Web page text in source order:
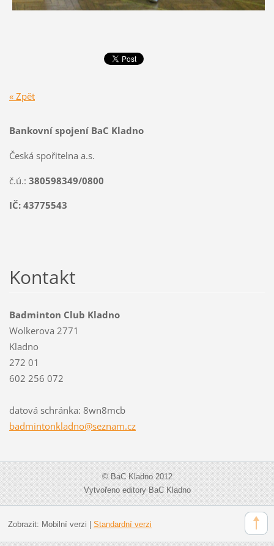
« Zpět
Bankovní spojení BaC Kladno
Česká spořitelna a.s.
č.ú.: 380598349/0800
IČ: 43775543
Kontakt
Badminton Club Kladno
Wolkerova 2771
Kladno
272 01
602 256 072
datová schránka: 8wn8mcb
badmintonkladno@seznam.cz
© BaC Kladno 2012
Vytvořeno editory BaC Kladno
Zobrazit: Mobilní verzi Standardní verzi